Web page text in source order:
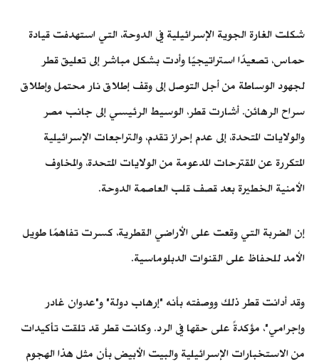
شكلت الغارة الجوية الإسرائيلية في الدوحة، التي استهدفت قيادة
حماس، تصعيدًا استراتيجيًا وأدت بشكل مباشر إلى تعليق قطر
لجهود الوساطة من أجل التوصل إلى وقف إطلاق نار محتمل وإطلاق
سراح الرهائن. أشارت قطر، الوسيط الرئيسي إلى جانب مصر
والولايات المتحدة، إلى عدم إحراز تقدم، والتراجعات الإسرائيلية
المتكررة عن المقترحات المدعومة من الولايات المتحدة، والمخاوف
الأمنية الخطيرة بعد قصف قلب العاصمة الدوحة.
إن الضربة التي وقعت على الأراضي القطرية، كسرت تفاهمًا طويل
الأمد للحفاظ على القنوات الدبلوماسية.
وقد أدانت قطر ذلك ووصفته بأنه "إرهاب دولة" و"عدوان غادر
وإجرامي"، مؤكدةً على حقها في الرد. وكانت قطر قد تلقت تأكيدات
من الاستخبارات الإسرائيلية والبيت الأبيض بأن مثل هذا الهجوم